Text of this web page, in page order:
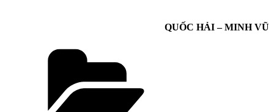
QUỐC HẢI – MINH VŨ